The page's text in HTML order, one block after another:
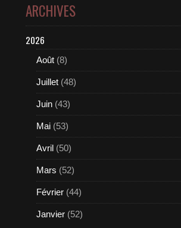
ARCHIVES
2026
Août (8)
Juillet (48)
Juin (43)
Mai (53)
Avril (50)
Mars (52)
Février (44)
Janvier (52)